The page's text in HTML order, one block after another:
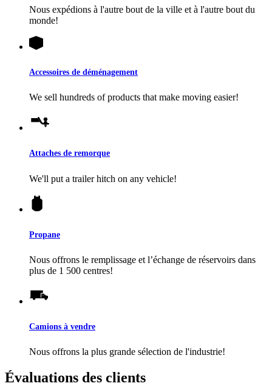
Nous expédions à l'autre bout de la ville et à l'autre bout du
monde!
Accessoires de déménagement
We sell hundreds of products that make moving easier!
Attaches de remorque
We'll put a trailer hitch on any vehicle!
Propane
Nous offrons le remplissage et l’échange de réservoirs dans
plus de 1 500 centres!
Camions à vendre
Nous offrons la plus grande sélection de l'industrie!
Évaluations des clients